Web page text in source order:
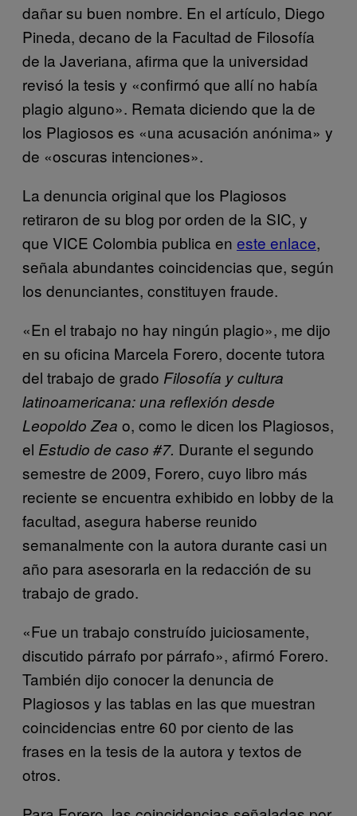
dañar su buen nombre. En el artículo, Diego
Pineda, decano de la Facultad de Filosofía
de la Javeriana, afirma que la universidad
revisó la tesis y «confirmó que allí no había
plagio alguno». Remata diciendo que la de
los Plagiosos es «una acusación anónima» y
de «oscuras intenciones».
La denuncia original que los Plagiosos
retiraron de su blog por orden de la SIC, y
que VICE Colombia publica en este enlace,
señala abundantes coincidencias que, según
los denunciantes, constituyen fraude.
«En el trabajo no hay ningún plagio», me dijo
en su oficina Marcela Forero, docente tutora
del trabajo de grado Filosofía y cultura
latinoamericana: una reflexión desde
Leopoldo Zea o, como le dicen los Plagiosos,
el Estudio de caso #7. Durante el segundo
semestre de 2009, Forero, cuyo libro más
reciente se encuentra exhibido en lobby de la
facultad, asegura haberse reunido
semanalmente con la autora durante casi un
año para asesorarla en la redacción de su
trabajo de grado.
«Fue un trabajo construído juiciosamente,
discutido párrafo por párrafo», afirmó Forero.
También dijo conocer la denuncia de
Plagiosos y las tablas en las que muestran
coincidencias entre 60 por ciento de las
frases en la tesis de la autora y textos de
otros.